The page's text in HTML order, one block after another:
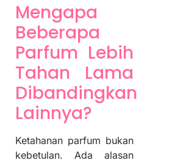
Mengapa
Beberapa
Parfum Lebih
Tahan Lama
Dibandingkan
Lainnya?
Ketahanan parfum bukan
kebetulan. Ada alasan